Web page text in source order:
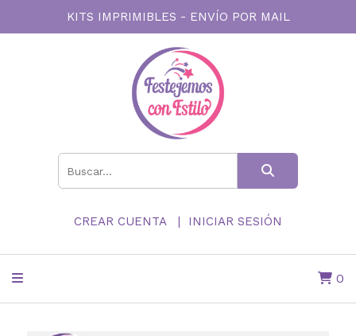
KITS IMPRIMIBLES - ENVÍO POR MAIL
CREAR CUENTA INICIAR SESIÓN
0